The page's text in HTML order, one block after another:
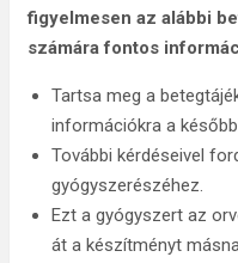
figyelmesen az alábbi
számára fontos
Tartsa meg a
információkra a
További kérdéseivel
gyógyszerészéhez.
Ezt a gyógyszert az
át a készítményt